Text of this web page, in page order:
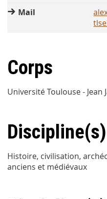
Mail
Corps
Université Toulouse - Jean
Discipline(s)
Histoire, civilisation,
anciens et médiévaux